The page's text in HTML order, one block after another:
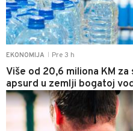
EKONOMIJA Pre 3 h
Više od 20,6 miliona KM
apsurd u zemlji bogatoj